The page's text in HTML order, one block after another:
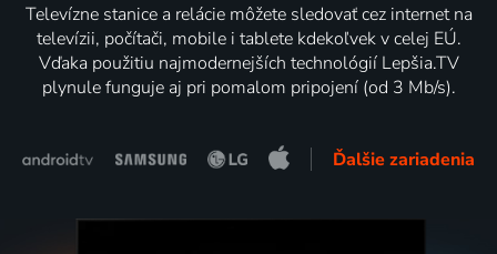
Televízne stanice a relácie môžete sledovať cez internet na
televízii, počítači, mobile i tablete kdekoľvek v celej EÚ.
Vďaka použitiu najmodernejších technológií Lepšia.TV
plynule funguje aj pri pomalom pripojení (od 3 Mb/s).
Ďalšie zariadenia